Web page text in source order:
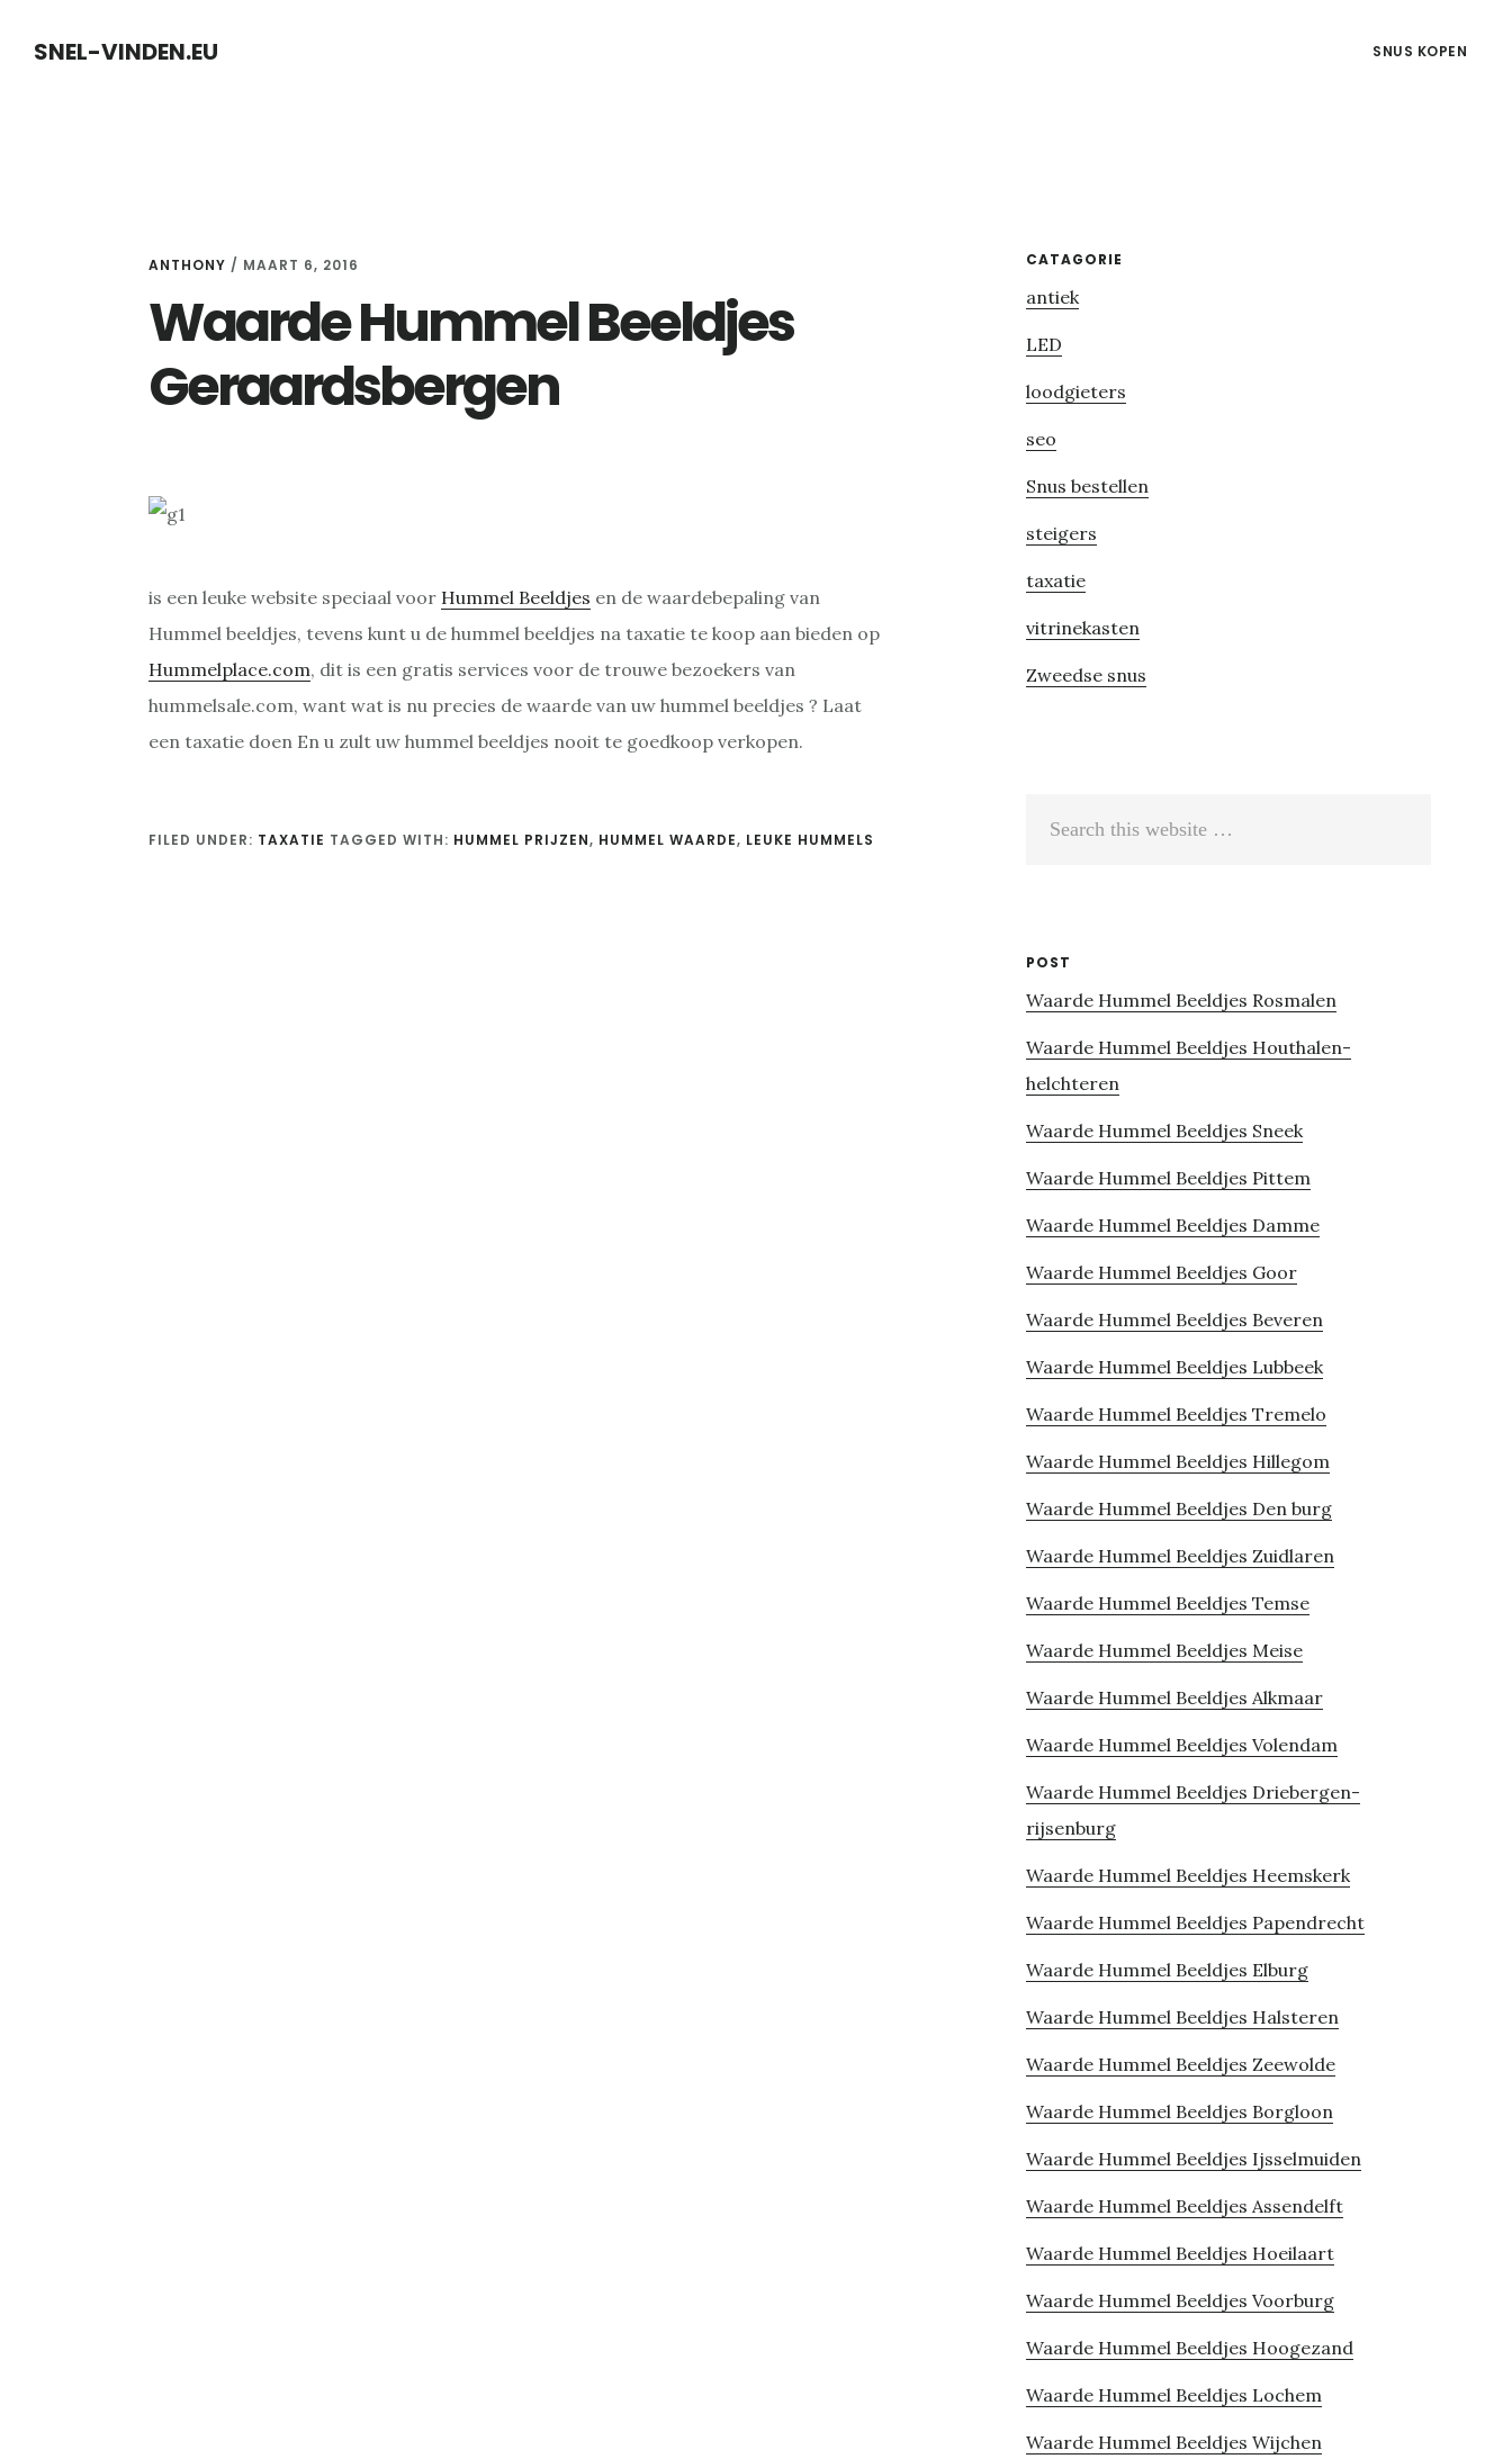
SNEL-VINDEN.EU SNUS KOPEN
ANTHONY / MAART 6, 2016
Waarde Hummel Beeldjes
Geraardsbergen
is een leuke website speciaal voor Hummel Beeldjes en de waardebepaling van
Hummel beeldjes, tevens kunt u de hummel beeldjes na taxatie te koop aan bieden op
Hummelplace.com, dit is een gratis services voor de trouwe bezoekers van
hummelsale.com, want wat is nu precies de waarde van uw hummel beeldjes ? Laat
een taxatie doen En u zult uw hummel beeldjes nooit te goedkoop verkopen.
FILED UNDER: TAXATIE TAGGED WITH: HUMMEL PRIJZEN, HUMMEL WAARDE, LEUKE HUMMELS
Primary
Sidebar
CATAGORIE
antiek
LED
loodgieters
seo
Snus bestellen
steigers
taxatie
vitrinekasten
Zweedse snus
POST
Waarde Hummel Beeldjes Rosmalen
Waarde Hummel Beeldjes Houthalen-
helchteren
Waarde Hummel Beeldjes Sneek
Waarde Hummel Beeldjes Pittem
Waarde Hummel Beeldjes Damme
Waarde Hummel Beeldjes Goor
Waarde Hummel Beeldjes Beveren
Waarde Hummel Beeldjes Lubbeek
Waarde Hummel Beeldjes Tremelo
Waarde Hummel Beeldjes Hillegom
Waarde Hummel Beeldjes Den burg
Waarde Hummel Beeldjes Zuidlaren
Waarde Hummel Beeldjes Temse
Waarde Hummel Beeldjes Meise
Waarde Hummel Beeldjes Alkmaar
Waarde Hummel Beeldjes Volendam
Waarde Hummel Beeldjes Driebergen-
rijsenburg
Waarde Hummel Beeldjes Heemskerk
Waarde Hummel Beeldjes Papendrecht
Waarde Hummel Beeldjes Elburg
Waarde Hummel Beeldjes Halsteren
Waarde Hummel Beeldjes Zeewolde
Waarde Hummel Beeldjes Borgloon
Waarde Hummel Beeldjes Ijsselmuiden
Waarde Hummel Beeldjes Assendelft
Waarde Hummel Beeldjes Hoeilaart
Waarde Hummel Beeldjes Voorburg
Waarde Hummel Beeldjes Hoogezand
Waarde Hummel Beeldjes Lochem
Waarde Hummel Beeldjes Wijchen